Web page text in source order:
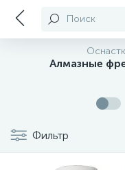
Поиск
Алмазные
Фильтр